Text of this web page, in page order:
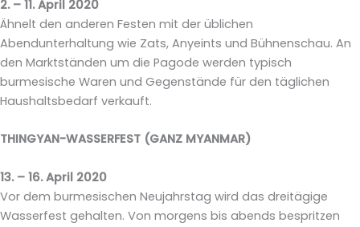
2. – 11. April 2020
Ähnelt den anderen Festen mit der üblichen
Abendunterhaltung wie Zats, Anyeints und Bühnenschau. An
den Marktständen um die Pagode werden typisch
burmesische Waren und Gegenstände für den täglichen
Haushaltsbedarf verkauft.
THINGYAN-WASSERFEST (GANZ MYANMAR)
13. – 16. April 2020
Vor dem burmesischen Neujahrstag wird das dreitägige
Wasserfest gehalten. Von morgens bis abends bespritzen